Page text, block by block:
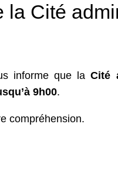
la Cité
informe que laCité
9h00.
compréhension.